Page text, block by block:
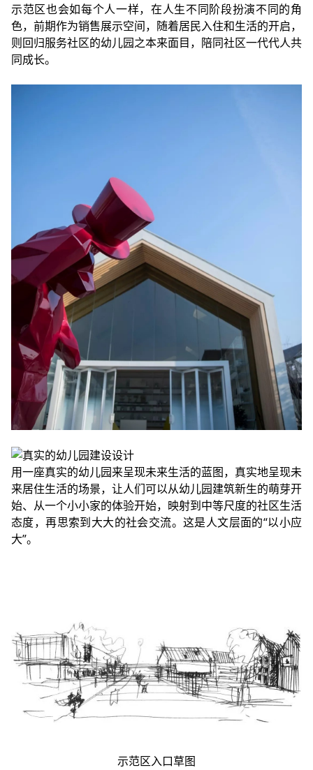
示范区也会如每个人一样，在人生不同阶段扮演不同的角
色，前期作为销售展示空间，随着居民入住和生活的开启，
则回归服务社区的幼儿园之本来面目，陪同社区一代代人共
同成长。
用一座真实的幼儿园来呈现未来生活的蓝图，真实地呈现未
来居住生活的场景，让人们可以从幼儿园建筑新生的萌芽开
始、从一个小小家的体验开始，映射到中等尺度的社区生活
态度，再思索到大大的社会交流。这是人文层面的“以小应
大”。
示范区入口草图